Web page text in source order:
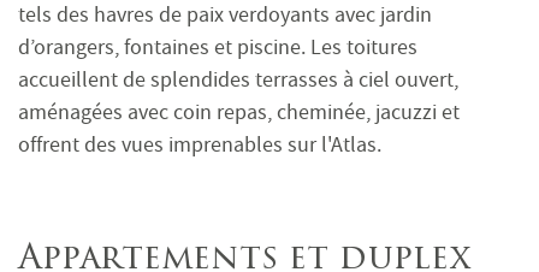
tels des havres de paix verdoyants avec jardin
d’orangers, fontaines et piscine. Les toitures
accueillent de splendides terrasses à ciel ouvert,
aménagées avec coin repas, cheminée, jacuzzi et
offrent des vues imprenables sur l'Atlas.
Appartements et duplex